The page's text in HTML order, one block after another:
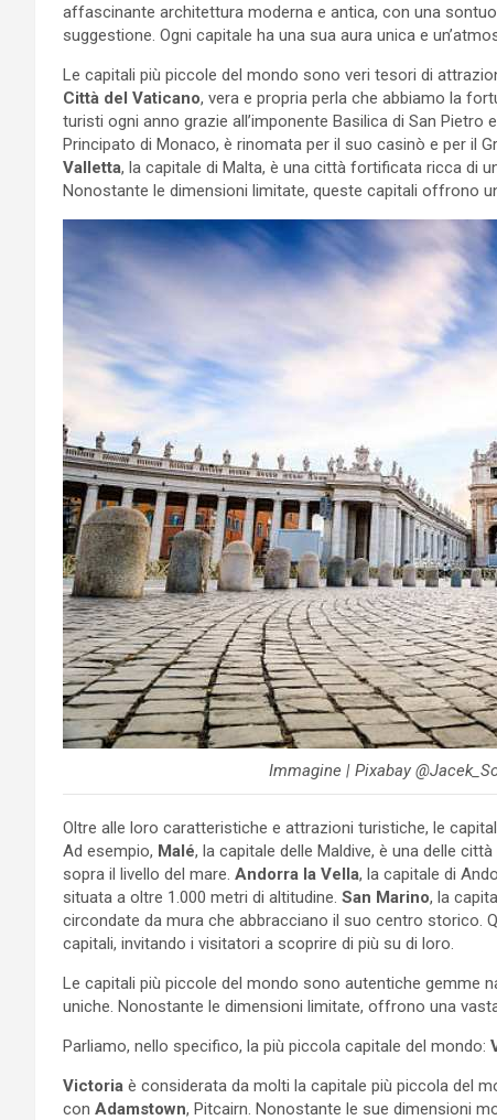
affascinante architettura moderna e antica, con una
suggestione. Ogni capitale ha una sua aura unica e
Le capitali più piccole del mondo sono veri tesori di
Città del Vaticano, vera e propria perla che abbiamo la
turisti ogni anno grazie all’imponente Basilica di San Pietro
Principato di Monaco, è rinomata per il suo casinò e per il
Valletta, la capitale di Malta, è una città fortificata ricca di
Nonostante le dimensioni limitate, queste capitali offrono
Immagine | Pixabay
Oltre alle loro caratteristiche e attrazioni turistiche, le
Ad esempio, Malé, la capitale delle Maldive, è una delle
sopra il livello del mare. Andorra la Vella, la capitale di
situata a oltre 1.000 metri di altitudine. San Marino, la
circondate da mura che abbracciano il suo centro storico.
capitali, invitando i visitatori a scoprire di più su di loro.
Le capitali più piccole del mondo sono autentiche gemme
uniche. Nonostante le dimensioni limitate, offrono una
Parliamo, nello specifico, la più piccola capitale del mondo:
Victoria è considerata da molti la capitale più piccola del
con Adamstown, Pitcairn. Nonostante le sue dimensioni